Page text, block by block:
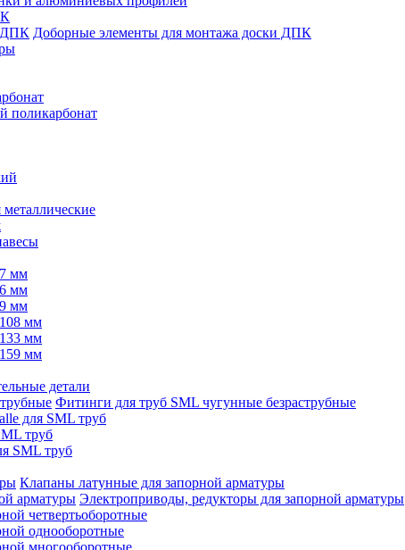
Доборные элементы для монтажа доски ДПК
поликарбонат
мм
мм
мм
мм
мм
мм
детали
Фитинги для труб SML чугунные безраструбные
для SML труб
труб
SML труб
Клапаны латунные для запорной арматуры
Электроприводы, редукторы для запорной арматуры
четвертьоборотные
однооборотные
многооборотные